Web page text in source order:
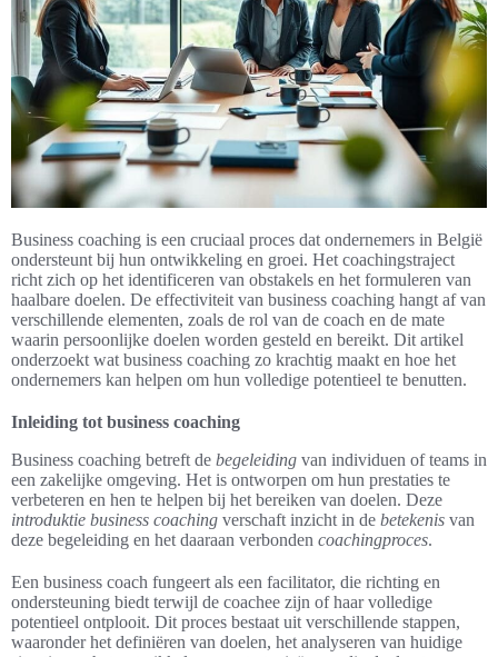
Business coaching is een cruciaal proces dat ondernemers in België
ondersteunt bij hun ontwikkeling en groei. Het coachingstraject
richt zich op het identificeren van obstakels en het formuleren van
haalbare doelen. De effectiviteit van business coaching hangt af van
verschillende elementen, zoals de rol van de coach en de mate
waarin persoonlijke doelen worden gesteld en bereikt. Dit artikel
onderzoekt wat business coaching zo krachtig maakt en hoe het
ondernemers kan helpen om hun volledige potentieel te benutten.
Inleiding tot business coaching
Business coaching betreft de begeleiding van individuen of teams in
een zakelijke omgeving. Het is ontworpen om hun prestaties te
verbeteren en hen te helpen bij het bereiken van doelen. Deze
introduktie business coaching verschaft inzicht in de betekenis van
deze begeleiding en het daaraan verbonden coachingproces.
Een business coach fungeert als een facilitator, die richting en
ondersteuning biedt terwijl de coachee zijn of haar volledige
potentieel ontplooit. Dit proces bestaat uit verschillende stappen,
waaronder het definiëren van doelen, het analyseren van huidige